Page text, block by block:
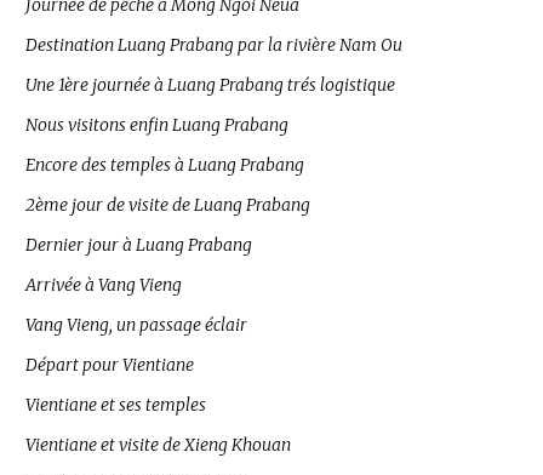
Journée de pêche à Mong Ngoi Neua
Destination Luang Prabang par la rivière Nam Ou
Une 1ère journée à Luang Prabang trés logistique
Nous visitons enfin Luang Prabang
Encore des temples à Luang Prabang
2ème jour de visite de Luang Prabang
Dernier jour à Luang Prabang
Arrivée à Vang Vieng
Vang Vieng, un passage éclair
Départ pour Vientiane
Vientiane et ses temples
Vientiane et visite de Xieng Khouan